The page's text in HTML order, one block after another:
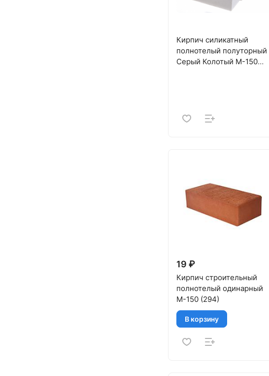
Кирпич силикатный
полнотелый полуторный
Серый Колотый М-150
19 ₽
Кирпич строительный
полнотелый одинарный
М-150 (294)
В корзину